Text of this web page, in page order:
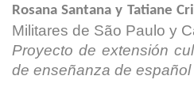
Rosana Santana y Tatiane
Militares de São Paulo y
Proyecto de extensión
de enseñanza de español